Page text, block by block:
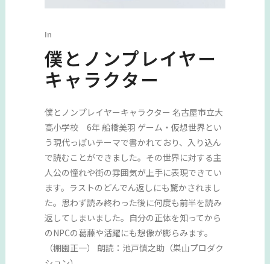
In
僕とノンプレイヤー
キャラクター
僕とノンプレイヤーキャラクター 名古屋市立大
高小学校 6年 船橋美羽 ゲーム・仮想世界とい
う現代っぽいテーマで書かれており、入り込ん
で読むことができました。その世界に対する主
人公の憧れや街の雰囲気が上手に表現できてい
ます。ラストのどんでん返しにも驚かされまし
た。思わず読み終わった後に何度も前半を読み
返してしまいました。自分の正体を知ってから
のNPCの葛藤や活躍にも想像が膨らみます。
（棚園正一） 朗読：池戸慎之助（巣山プロダク